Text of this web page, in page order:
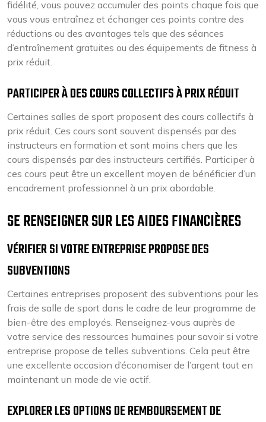
fidélité, vous pouvez accumuler des points chaque fois que
vous vous entraînez et échanger ces points contre des
réductions ou des avantages tels que des séances
d’entraînement gratuites ou des équipements de fitness à
prix réduit.
PARTICIPER À DES COURS COLLECTIFS À PRIX RÉDUIT
Certaines salles de sport proposent des cours collectifs à
prix réduit. Ces cours sont souvent dispensés par des
instructeurs en formation et sont moins chers que les
cours dispensés par des instructeurs certifiés. Participer à
ces cours peut être un excellent moyen de bénéficier d’un
encadrement professionnel à un prix abordable.
SE RENSEIGNER SUR LES AIDES FINANCIÈRES
VÉRIFIER SI VOTRE ENTREPRISE PROPOSE DES
SUBVENTIONS
Certaines entreprises proposent des subventions pour les
frais de salle de sport dans le cadre de leur programme de
bien-être des employés. Renseignez-vous auprès de
votre service des ressources humaines pour savoir si votre
entreprise propose de telles subventions. Cela peut être
une excellente occasion d’économiser de l’argent tout en
maintenant un mode de vie actif.
EXPLORER LES OPTIONS DE REMBOURSEMENT DE